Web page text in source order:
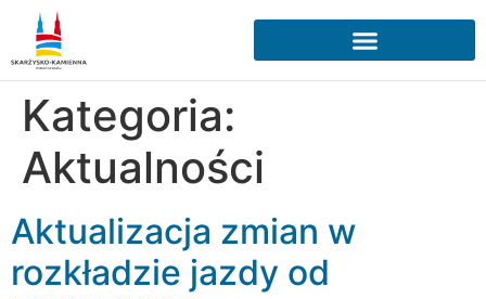
Kategoria:
Aktualności
Aktualizacja zmian w
rozkładzie jazdy od